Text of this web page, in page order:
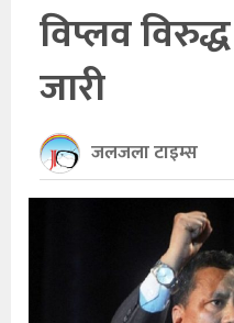
सूचना
प्रविधि
खेलकुद
अन्तर्राष्ट्रिय
विप्लव
जारी
जलजला टाइम्स